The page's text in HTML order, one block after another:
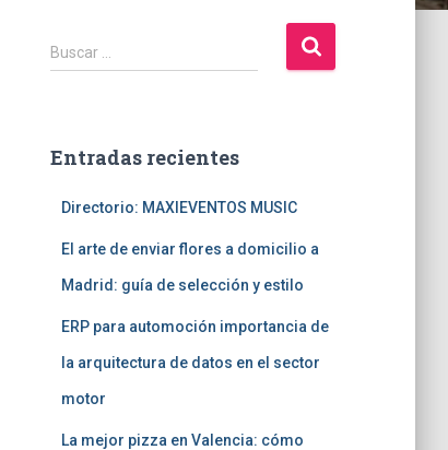
B
u
r
Buscar …
Entradas recientes
Directorio: MAXIEVENTOS MUSIC
El arte de enviar flores a domicilio a
Madrid: guía de selección y estilo
ERP para automoción importancia de
la arquitectura de datos en el sector
motor
La mejor pizza en Valencia: cómo